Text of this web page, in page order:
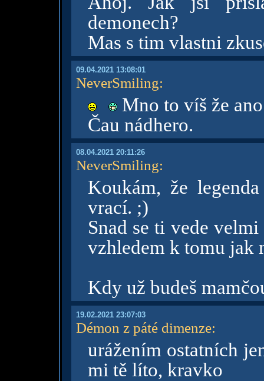
demonech?
Mas s tim vlastni
09.04.2021 13:08:01
NeverSmiling:
Mno to víš že
Čau nádhero.
08.04.2021 20:11:26
NeverSmiling:
Koukám, že
vrací. ;)
Snad se ti vede
vzhledem k tomu jak
Kdy už budeš
19.02.2021 23:07:03
Démon z páté dimenze:
urážením ostatních
mi tě líto, kravko